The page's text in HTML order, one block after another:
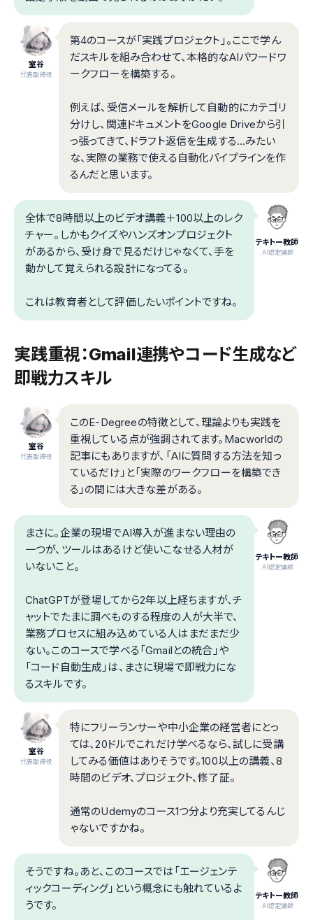
室谷
代表取締役
第4のコースが「実践プロジェクト」。ここで学ん
だスキルを組み合わせて、本格的なAIパワードワ
ークフローを構築する。
例えば、受信メールを解析して自動的にカテゴリ
分けし、関連ドキュメントをGoogle Driveから引
っ張ってきて、ドラフト返信を生成する…みたい
な、実際の業務で使える自動化パイプラインを作
るんだと思います。
テキトー教師
.AI認定講師
全体で8時間以上のビデオ講義＋100以上のレク
チャー。しかもクイズやハンズオンプロジェクト
があるから、受け身で見るだけじゃなくて、手を
動かして覚えられる設計になってる。
これは教育者として評価したいポイントですね。
実践重視：Gmail連携やコード生成など
即戦力スキル
室谷
代表取締役
このE-Degreeの特徴として、理論よりも実践を
重視している点が強調されてます。Macworldの
記事にもありますが、「AIに質問する方法を知っ
ているだけ」と「実際のワークフローを構築でき
る」の間には大きな差がある。
テキトー教師
.AI認定講師
まさに。企業の現場でAI導入が進まない理由の
一つが、ツールはあるけど使いこなせる人材が
いないこと。
ChatGPTが登場してから2年以上経ちますが、チ
ャットでたまに調べものする程度の人が大半で、
業務プロセスに組み込めている人はまだまだ少
ない。このコースで学べる「Gmailとの統合」や
「コード自動生成」は、まさに現場で即戦力にな
るスキルです。
室谷
代表取締役
特にフリーランサーや中小企業の経営者にとっ
ては、20ドルでこれだけ学べるなら、試しに受講
してみる価値はありそうです。100以上の講義、8
時間のビデオ、プロジェクト、修了証。
通常のUdemyのコース1つ分より充実してるんじ
ゃないですかね。
テキトー教師
.AI認定講師
そうですね。あと、このコースでは「エージェンテ
ィックコーディング」という概念にも触れているよ
うです。